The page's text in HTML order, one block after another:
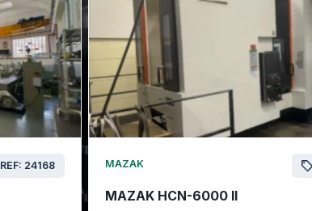
REF: 24168 MAZAK
MAZAK HCN-6000 II